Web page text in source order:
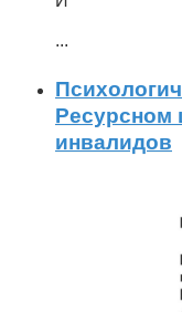
...
Ресурсном
инвалидов